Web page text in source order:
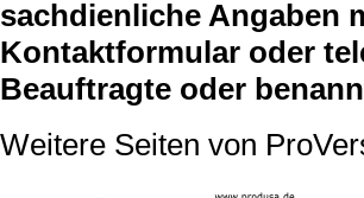
sachdienliche Angaben
Kontaktformular oder
Beauftragte oder
Weitere Seiten von